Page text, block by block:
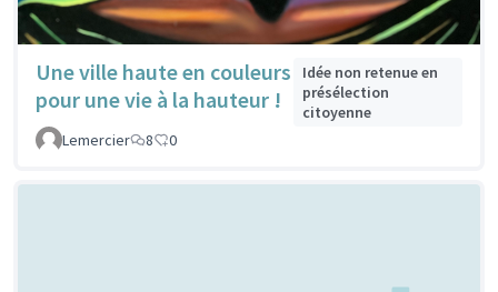
Une ville haute en couleurs
pour une vie à la hauteur !
Idée non retenue en
présélection
citoyenne
Lemercier
8 0